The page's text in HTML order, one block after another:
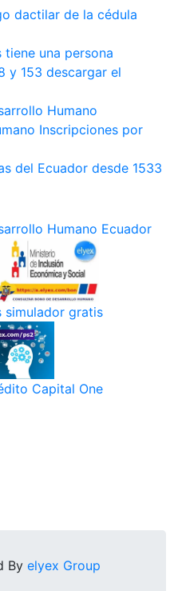
dactilar de la cédula
una persona
y 153 descargar el
Humano
Inscripciones por
del Ecuador desde 1533
Humano Ecuador
simulador gratis
Capital One
By elyex Group